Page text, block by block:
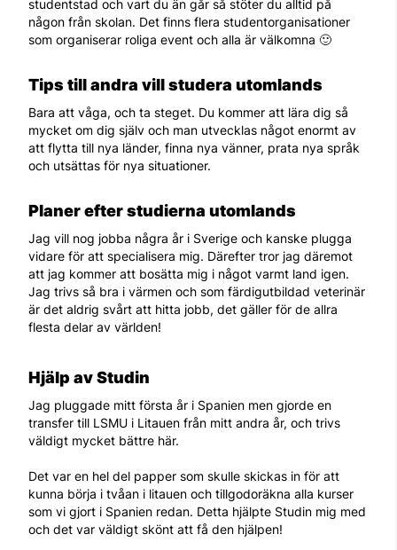
studentstad och vart du än går så stöter du alltid på
någon från skolan. Det finns flera studentorganisationer
som organiserar roliga event och alla är välkomna 🙂
Tips till andra vill studera utomlands
Bara att våga, och ta steget. Du kommer att lära dig så
mycket om dig själv och man utvecklas något enormt av
att flytta till nya länder, finna nya vänner, prata nya språk
och utsättas för nya situationer.
Planer efter studierna utomlands
Jag vill nog jobba några år i Sverige och kanske plugga
vidare för att specialisera mig. Därefter tror jag däremot
att jag kommer att bosätta mig i något varmt land igen.
Jag trivs så bra i värmen och som färdigutbildad veterinär
är det aldrig svårt att hitta jobb, det gäller för de allra
flesta delar av världen!
Hjälp av Studin
Jag pluggade mitt första år i Spanien men gjorde en
transfer till LSMU i Litauen från mitt andra år, och trivs
väldigt mycket bättre här.
Det var en hel del papper som skulle skickas in för att
kunna börja i tvåan i litauen och tillgodoräkna alla kurser
som vi gjort i Spanien redan. Detta hjälpte Studin mig med
och det var väldigt skönt att få den hjälpen!